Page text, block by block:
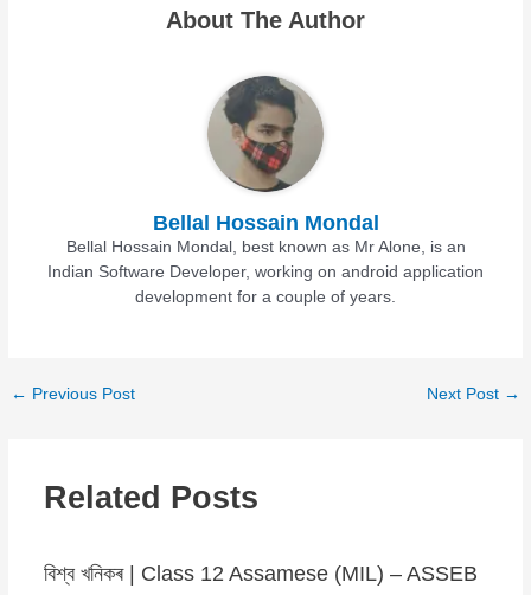
About The Author
Bellal Hossain Mondal
Bellal Hossain Mondal, best known as Mr Alone, is an
Indian Software Developer, working on android application
development for a couple of years.
← Previous Post Next Post →
Related Posts
বিশ্ব খনিকৰ | Class 12 Assamese (MIL) – ASSEB